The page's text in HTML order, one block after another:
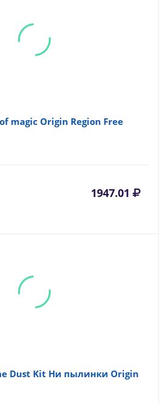
magic Origin Region Free
1947.01
Dust Kit Ни пылинки Origin